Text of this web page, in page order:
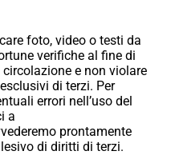
foto, video o testi da
verifiche al fine di
e non violare
di terzi. Per
errori nell’uso del
a
prontamente
di diritti di terzi.